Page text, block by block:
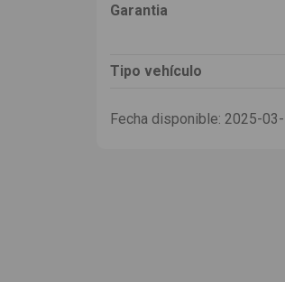
Garantia
Tipo vehículo
Fecha disponible: 2025-